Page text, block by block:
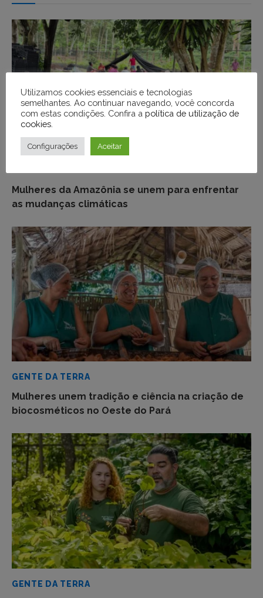
Mulheres da Amazônia se unem para enfrentar
as mudanças climáticas
GENTE DA TERRA
Mulheres unem tradição e ciência na criação de
biocosméticos no Oeste do Pará
GENTE DA TERRA
Utilizamos cookies essenciais e tecnologias
semelhantes. Ao continuar navegando, você concorda
com estas condições. Confira a política de utilização de
cookies
Configurações Aceitar